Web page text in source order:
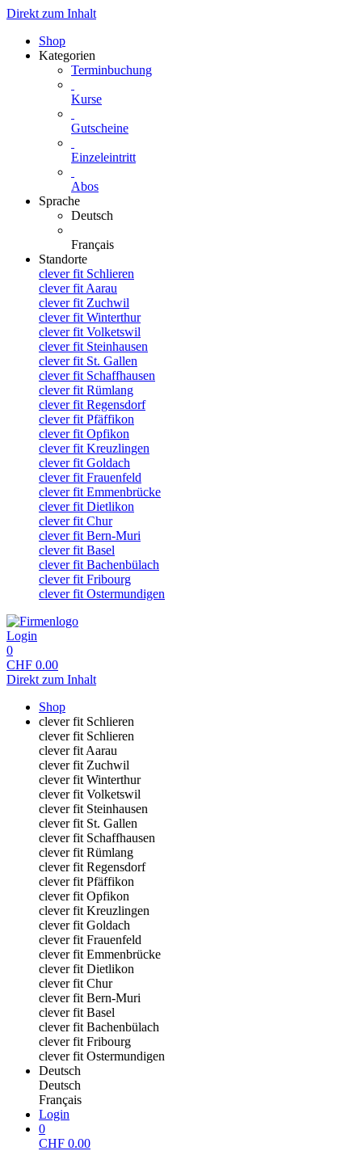
Direkt zum Inhalt
Shop
Kategorien
Terminbuchung
Kurse
Gutscheine
Einzeleintritt
Abos
Sprache
Deutsch
Français
Standorte
clever fit Schlieren
clever fit Aarau
clever fit Zuchwil
clever fit Winterthur
clever fit Volketswil
clever fit Steinhausen
clever fit St. Gallen
clever fit Schaffhausen
clever fit Rümlang
clever fit Regensdorf
clever fit Pfäffikon
clever fit Opfikon
clever fit Kreuzlingen
clever fit Goldach
clever fit Frauenfeld
clever fit Emmenbrücke
clever fit Dietlikon
clever fit Chur
clever fit Bern-Muri
clever fit Basel
clever fit Bachenbülach
clever fit Fribourg
clever fit Ostermundigen
Login
0
CHF 0.00
Direkt zum Inhalt
Shop
clever fit Schlieren
clever fit Schlieren
clever fit Aarau
clever fit Zuchwil
clever fit Winterthur
clever fit Volketswil
clever fit Steinhausen
clever fit St. Gallen
clever fit Schaffhausen
clever fit Rümlang
clever fit Regensdorf
clever fit Pfäffikon
clever fit Opfikon
clever fit Kreuzlingen
clever fit Goldach
clever fit Frauenfeld
clever fit Emmenbrücke
clever fit Dietlikon
clever fit Chur
clever fit Bern-Muri
clever fit Basel
clever fit Bachenbülach
clever fit Fribourg
clever fit Ostermundigen
Deutsch
Deutsch
Français
Login
0
CHF 0.00